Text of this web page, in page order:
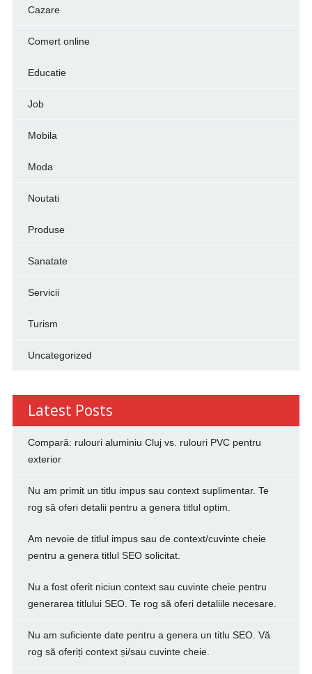
Cazare
Comert online
Educatie
Job
Mobila
Moda
Noutati
Produse
Sanatate
Servicii
Turism
Uncategorized
Latest Posts
Compară: rulouri aluminiu Cluj vs. rulouri PVC pentru
exterior
Nu am primit un titlu impus sau context suplimentar. Te
rog să oferi detalii pentru a genera titlul optim.
Am nevoie de titlul impus sau de context/cuvinte cheie
pentru a genera titlul SEO solicitat.
Nu a fost oferit niciun context sau cuvinte cheie pentru
generarea titlului SEO. Te rog să oferi detaliile necesare.
Nu am suficiente date pentru a genera un titlu SEO. Vă
rog să oferiți context și/sau cuvinte cheie.